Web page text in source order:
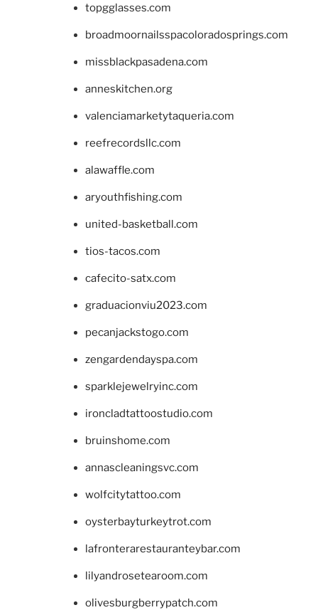
topgglasses.com
broadmoornailsspacoloradosprings.com
missblackpasadena.com
anneskitchen.org
valenciamarketytaqueria.com
reefrecordsllc.com
alawaffle.com
aryouthfishing.com
united-basketball.com
tios-tacos.com
cafecito-satx.com
graduacionviu2023.com
pecanjackstogo.com
zengardendayspa.com
sparklejewelryinc.com
ironcladtattoostudio.com
bruinshome.com
annascleaningsvc.com
wolfcitytattoo.com
oysterbayturkeytrot.com
lafronterarestauranteybar.com
lilyandrosetearoom.com
olivesburgberrypatch.com